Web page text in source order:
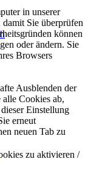
in unserer
Sie überprüfen
können
oder ändern. Sie
Browsers
Ausblenden der
Cookies ab,
Einstellung
erneut
neuen Tab zu
zu aktivieren /